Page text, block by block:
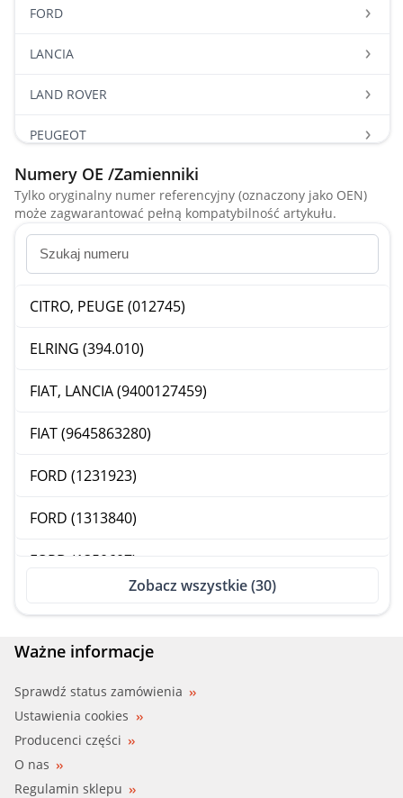
FORD
LANCIA
LAND ROVER
PEUGEOT
SUZUKI
VOLVO
Numery OE /Zamienniki
Tylko oryginalny numer referencyjny (oznaczony jako OEN)
może zagwarantować pełną kompatybilność artykułu.
CITRO, PEUGE (012745)
ELRING (394.010)
FIAT, LANCIA (9400127459)
FIAT (9645863280)
FORD (1231923)
FORD (1313840)
FORD (1350607)
FORD (3M5Q6701BA)
FORD (3M5Q6701BB)
FORD (3M5Q6701BD)
Zobacz wszystkie (30)
Ważne informacje
Sprawdź status zamówienia
Ustawienia cookies
Producenci części
O nas
Regulamin sklepu